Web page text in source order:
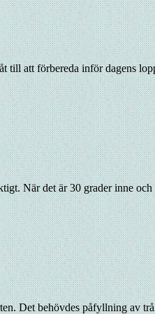
till att förbereda inför dagens
När det är 30 grader inne
Det behövdes påfyllning av